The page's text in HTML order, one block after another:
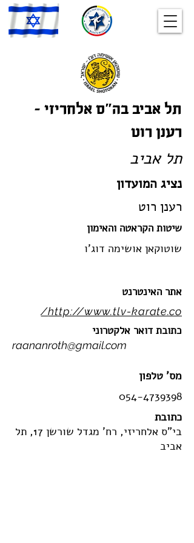
תל אביב בה”ס אלחריזי –
רענן רוט
תל אביב
נציג המועדון
רענן רוט
שיטות הקראטה והאימון
שוטוקאן אושימה דוג'ו
אתר האינטרנט
http://www.tlv-karate.co/
כתובת דואר אלקטרוני
raananroth@gmail.com
מס' טלפון
054-4739398
כתובת
בי"ס אלחריזי, רח' מגדל שורשן 17, תל
אביב